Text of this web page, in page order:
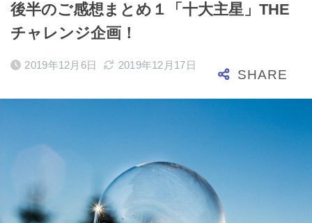
後半のご感想まとめ１「十大主星」THE
チャレンジ企画！
2019年12月6日 2019年12月17日